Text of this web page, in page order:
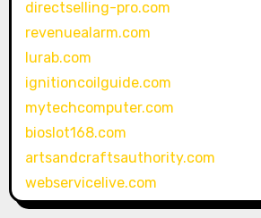
directselling-pro.com
revenuealarm.com
lurab.com
ignitioncoilguide.com
mytechcomputer.com
bioslot168.com
artsandcraftsauthority.com
webservicelive.com